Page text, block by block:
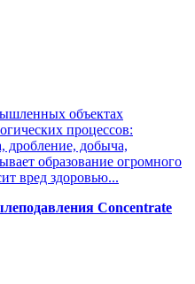
объектах
процессов:
дробление, добыча,
образование огромного
вред здоровью...
Concentrate